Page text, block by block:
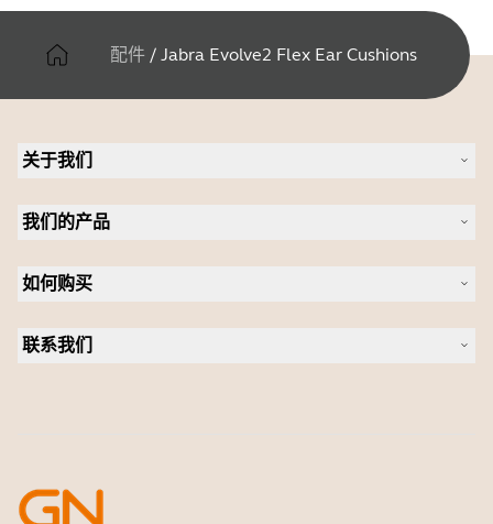
配件 / Jabra Evolve2 Flex Ear Cushions
关于我们
人才招聘
新闻稿
案例研究
我们的产品
全向麦
个人摄像头
软件
如何购买
联系我们
开发者计划
合作伙伴计划